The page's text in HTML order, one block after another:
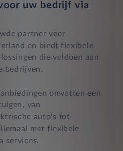
uw bedrijf via
partner voor
en biedt flexibele
die voldoen aan
bedrijven.
omvatten een
van
auto's tot
met flexibele
services.